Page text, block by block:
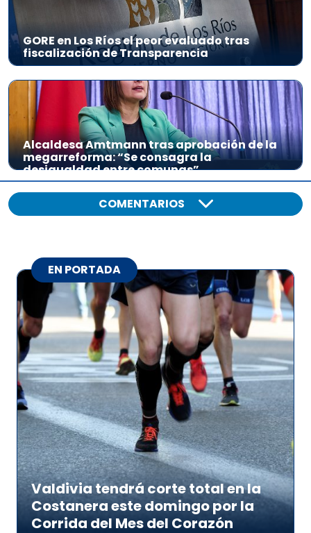
GORE en Los Ríos el peor evaluado tras
fiscalización de Transparencia
Alcaldesa Amtmann tras aprobación de la
megarreforma: “Se consagra la
desigualdad entre comunas”
COMENTARIOS
EN PORTADA
Valdivia tendrá corte total en la
Costanera este domingo por la
Corrida del Mes del Corazón